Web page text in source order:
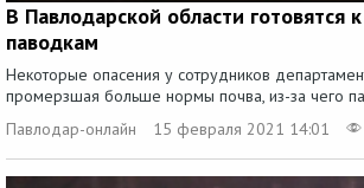
В Павлодарской области готовятся
паводкам
Некоторые опасения у сотрудников
промерзшая больше нормы почва, из-за чего
Павлодар-онлайн
15 февраля 2021 14:01